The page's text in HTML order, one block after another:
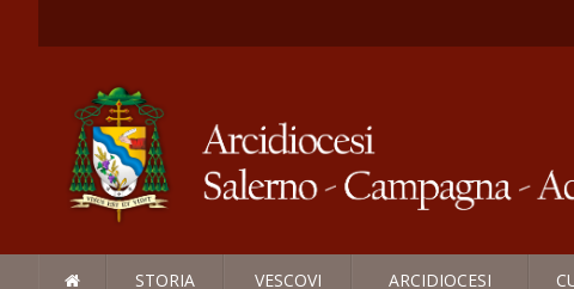
STORIA VESCOVI ARCIDIOCESI